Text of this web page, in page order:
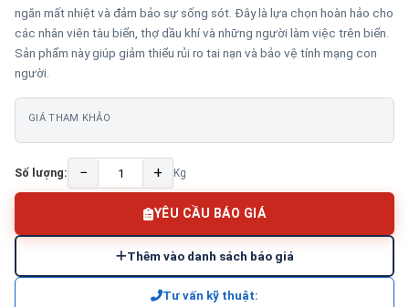
ngăn mất nhiệt và đảm bảo sự sống sót. Đây là lựa chọn hoàn hảo cho
các nhân viên tàu biển, thợ dầu khí và những người làm việc trên biển.
Sản phẩm này giúp giảm thiểu rủi ro tai nạn và bảo vệ tính mạng con
người.
GIÁ THAM KHẢO
Số lượng: − + Kg
YÊU CẦU BÁO GIÁ
Thêm vào danh sách báo giá
Tư vấn kỹ thuật: